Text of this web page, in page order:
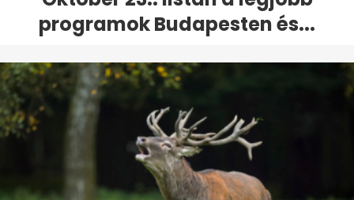
programok Budapesten és...